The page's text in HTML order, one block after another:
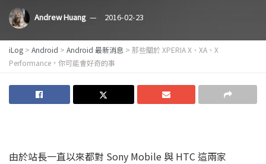
Andrew Huang 2016-02-23
iLog > Android > Android 最新消息 > 那些關於 XPERIA X、XA、X
Performance，你可能會好奇的事
由於站長一直以來都對 Sony Mobile 與 HTC 這兩家